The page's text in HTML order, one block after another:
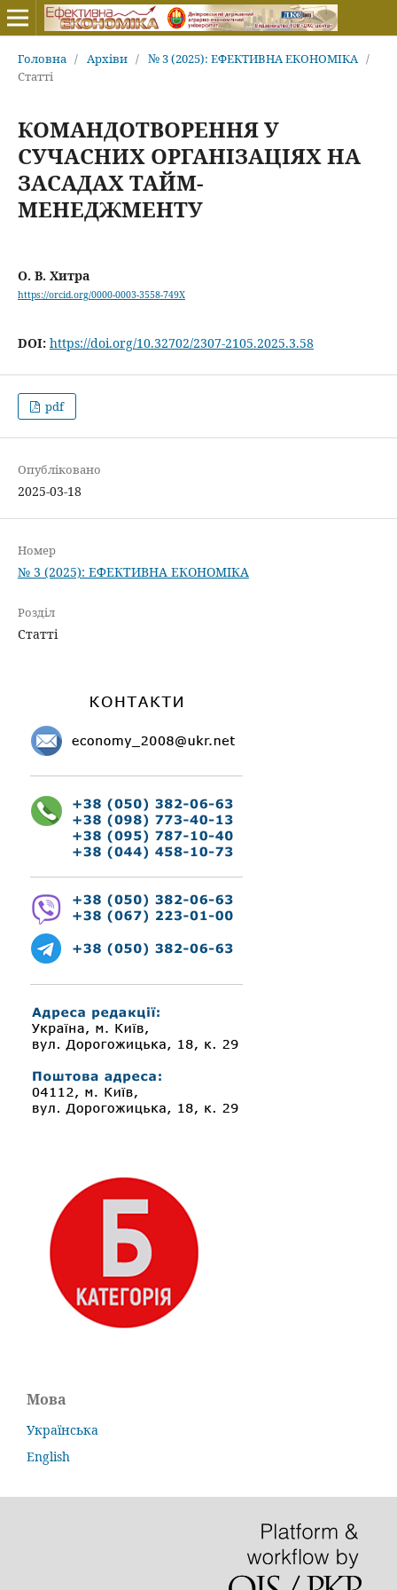
Головна / Архіви / № 3 (2025): ЕФЕКТИВНА ЕКОНОМІКА /
Статті
КОМАНДОТВОРЕННЯ У
СУЧАСНИХ ОРГАНІЗАЦІЯХ НА
ЗАСАДАХ ТАЙМ-
МЕНЕДЖМЕНТУ
О. В. Хитра
https://orcid.org/0000-0003-3558-749X
DOI: https://doi.org/10.32702/2307-2105.2025.3.58
pdf
Опубліковано
2025-03-18
Номер
№ 3 (2025): ЕФЕКТИВНА ЕКОНОМІКА
Розділ
Статті
Мова
Українська
English